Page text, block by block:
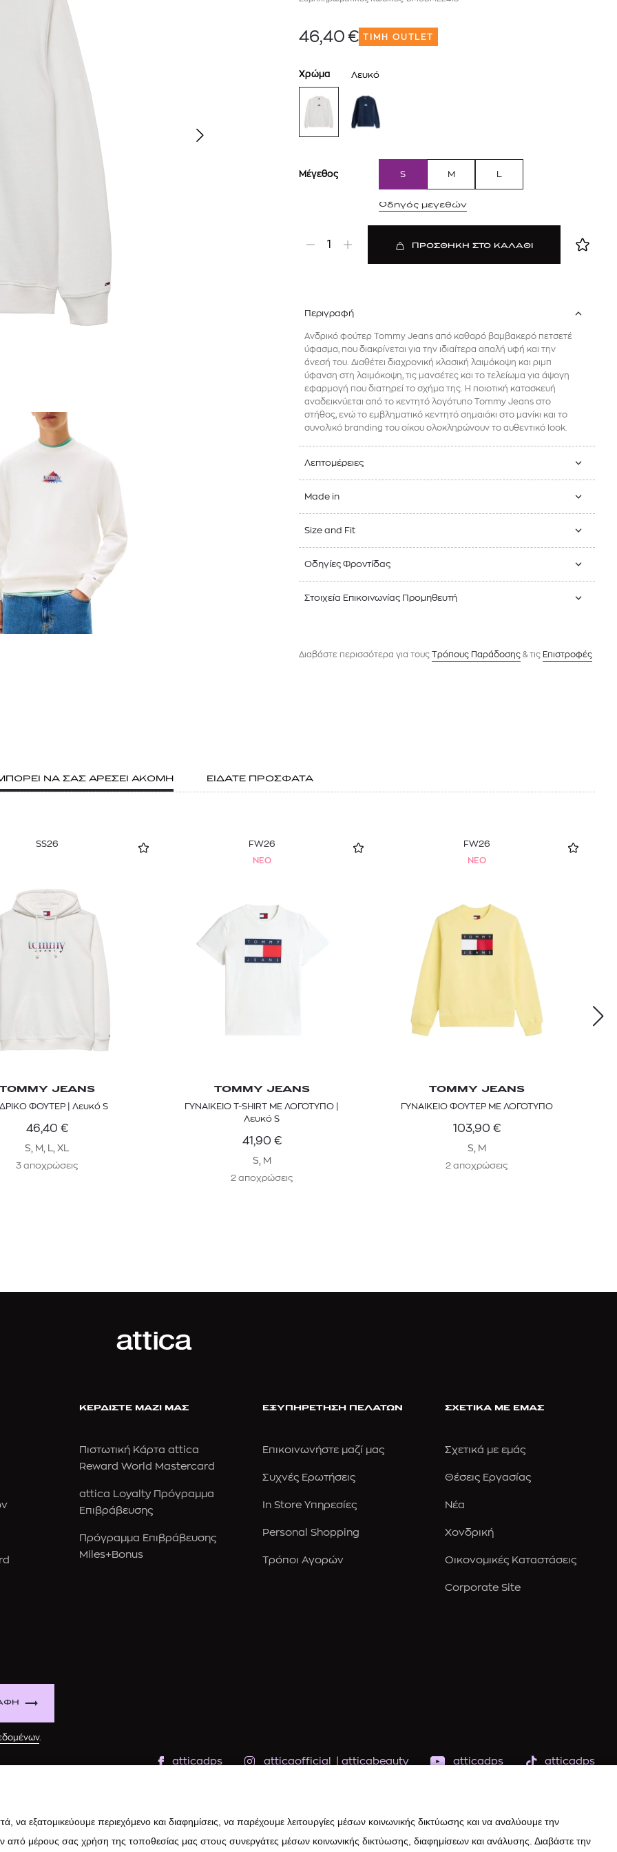
sandro
DIOR
46,40 € ΤΙΜΗ OUTLET
Χρώμα Λευκό
Μέγεθος S M
Οδηγός μεγεθών
1 ΠΡΟΣΘΗΚΗ ΣΤΟ ΚΑΛΑΘΙ
Περιγραφή
Ανδρικό φούτερ Tommy Jeans από καθαρό βαμβακερό πετσετέ
ύφασμα, που διακρίνεται για την ιδιαίτερα απαλή υφή και την
άνεσή του. Διαθέτει διαχρονική κλασική λαιμόκοψη και ριμπ
ύφανση στη λαιμόκοψη, τις μανσέτες και το τελείωμα για άψογη
εφαρμογή που διατηρεί το σχήμα της. Η ποιοτική κατασκευή
αναδεικνύεται από το κεντητό λογότυπο Tommy Jeans στο
στήθος, ενώ το εμβληματικό κεντητό σημαιάκι στο μανίκι και το
συνολικό branding του οίκου ολοκληρώνουν το αυθεντικό look.
Λεπτομέρειες
Made in
Size and Fit
Οδηγίες Φροντίδας
Στοιχεία Επικοινωνίας Προμηθευτή
Διαβάστε περισσότερα για τους Tρόπους Παράδοσης & τις Επιστροφές
ΝΑ ΣΑΣ ΑΡΕΣΕΙ ΑΚΟΜΗ ΕΙΔΑΤΕ ΠΡΟΣΦΑΤΑ
SS26
JEANS
ΦΟΥΤΕΡ | Λευκό S
46,40 €
S, M, L, XL
3 αποχρώσεις
FW26
NEO
TOMMY JEANS
ΓΥΝΑΙΚΕΙΟ T-SHIRT ΜΕ ΛΟΓΟΤΥΠΟ |
Λευκό S
41,90 €
S, M
2 αποχρώσεις
FW26
NEO
TOMMY JEANS
ΓΥΝΑΙΚΕΙΟ ΦΟΥΤΕΡ ΜΕ ΛΟΓΟΤΥΠΟ
103,90 €
S, M
2 αποχρώσεις
ΚΕΡΔΙΣΤΕ ΜΑΖΙ ΜΑΣ
Πιστωτική Κάρτα attica
Reward World Mastercard
attica Loyalty Πρόγραμμα
Επιβράβευσης
Πρόγραμμα Επιβράβευσης
Miles+Bonus
ΕΞΥΠΗΡΕΤΗΣΗ ΠΕΛΑΤΩΝ
Επικοινωνήστε μαζί μας
Συχνές Ερωτήσεις
In Store Υπηρεσίες
Personal Shopping
Τρόποι Αγορών
ΣΧΕΤΙΚΑ ΜΕ ΕΜΑΣ
Σχετικά με εμάς
Θέσεις Εργασίας
Νέα
Χονδρική
Οικονομικές Καταστάσεις
Corporate Site
.
atticadps atticaofficial atticabeauty atticadps atticadps
εξατομικεύουμε περιεχόμενο και διαφημίσεις, να παρέχουμε λειτουργίες μέσων κοινωνικής δικτύωσης και να αναλύουμε την
από μέρους σας χρήση της τοποθεσίας μας στους συνεργάτες μέσων κοινωνικής δικτύωσης, διαφημίσεων και ανάλυσης. Διαβάστε την